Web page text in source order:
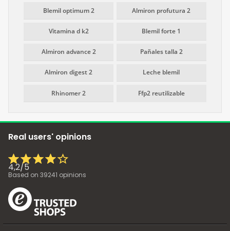
Blemil optimum 2 Almiron profutura 2
Vitamina d k2 Blemil forte 1
Almiron advance 2 Pañales talla 2
Almiron digest 2 Leche blemil
Rhinomer 2 Ffp2 reutilizable
Real users' opinions
4,2/5
Based on 39241 opinions